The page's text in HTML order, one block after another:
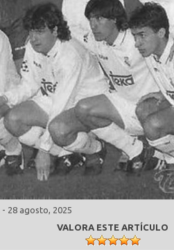
- 28 agosto, 2025
VALORA ESTE ARTÍCULO